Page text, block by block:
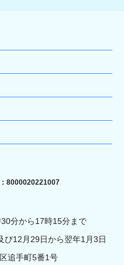
8000020221007
分から17時15分まで
び12月29日から翌年1月3日
追手町5番1号